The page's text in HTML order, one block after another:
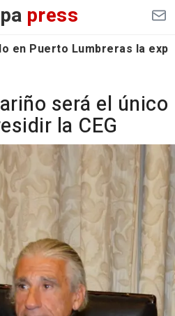
press
en Puerto Lumbreras la
será el único
la CEG